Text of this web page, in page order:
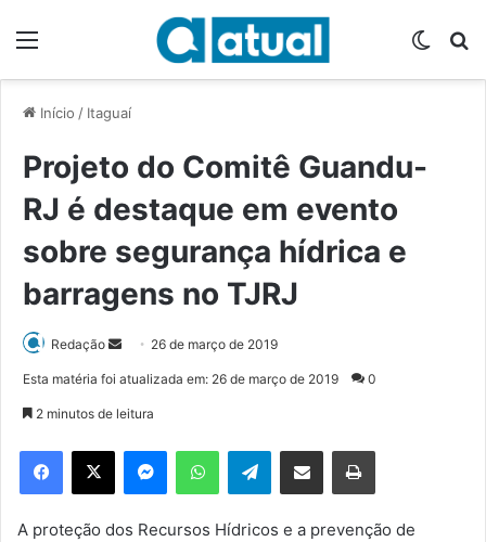
Início / Itaguaí
Projeto do Comitê Guandu-
RJ é destaque em evento
sobre segurança hídrica e
barragens no TJRJ
Redação
d
e
m
e
26 de março de 2019
Esta matéria foi atualizada em: 26 de março de 2019 0
2 minutos de leitura
Telegram
A proteção dos Recursos Hídricos e a prevenção de